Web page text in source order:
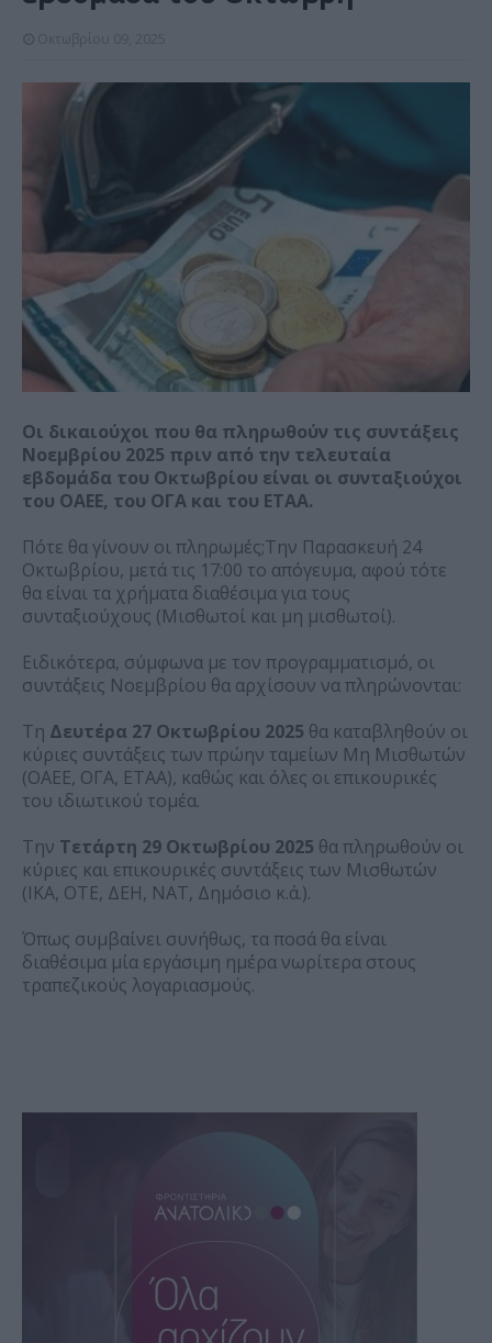
Οι δικαιούχοι που θα πληρωθούν τις συντάξεις
Νοεμβρίου 2025 πριν από την τελευταία
εβδομάδα του Οκτωβρίου είναι οι συνταξιούχοι
του ΟΑΕΕ, του ΟΓΑ και του ΕΤΑΑ.
Πότε θα γίνουν οι πληρωμές;Την Παρασκευή 24
Οκτωβρίου, μετά τις 17:00 το απόγευμα, αφού τότε
θα είναι τα χρήματα διαθέσιμα για τους
συνταξιούχους (Μισθωτοί και μη μισθωτοί).
Ειδικότερα, σύμφωνα με τον προγραμματισμό, οι
συντάξεις Νοεμβρίου θα αρχίσουν να πληρώνονται:
Τη Δευτέρα 27 Οκτωβρίου 2025 θα καταβληθούν οι
κύριες συντάξεις των πρώην ταμείων Μη Μισθωτών
(ΟΑΕΕ, ΟΓΑ, ΕΤΑΑ), καθώς και όλες οι επικουρικές
του ιδιωτικού τομέα.
Την Τετάρτη 29 Οκτωβρίου 2025 θα πληρωθούν οι
κύριες και επικουρικές συντάξεις των Μισθωτών
(ΙΚΑ, ΟΤΕ, ΔΕΗ, ΝΑΤ, Δημόσιο κ.ά.).
Όπως συμβαίνει συνήθως, τα ποσά θα είναι
διαθέσιμα μία εργάσιμη ημέρα νωρίτερα στους
τραπεζικούς λογαριασμούς.